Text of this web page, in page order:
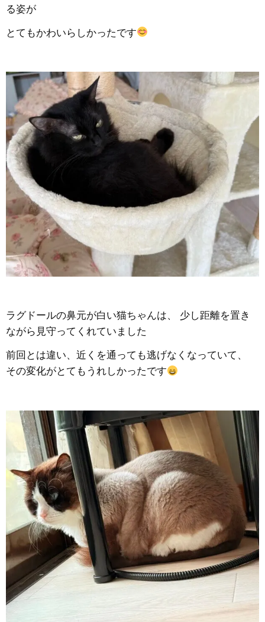
る姿が
とてもかわいらしかったです
ラグドールの鼻元が白い猫ちゃんは、 少し距離を置き
ながら見守ってくれていました
前回とは違い、近くを通っても逃げなくなっていて、
その変化がとてもうれしかったです